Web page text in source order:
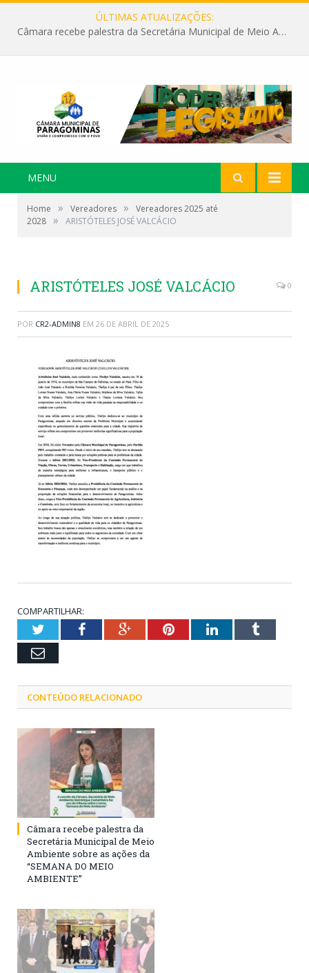
ÚLTIMAS ATUALIZAÇÕES:
Câmara recebe palestra da Secretária Municipal de Meio Ambiente sobre as ações da “SEMANA DO MEIO AMBIENTE”
MENU
Home » Vereadores »
Vereadores 2025 até
2028 » ARISTÓTELES JOSÉ VALCÁCIO
ARISTÓTELES JOSÉ VALCÁCIO 0
POR CR2-ADMIN8 EM 26 DE ABRIL DE 2025
COMPARTILHAR:
TwitterFacebookGoogle+PinterestLinkedInTumblr
Email
CONTEÚDO RELACIONADO
Câmara recebe palestra da
Secretária Municipal de Meio
Ambiente sobre as ações da
“SEMANA DO MEIO
AMBIENTE”